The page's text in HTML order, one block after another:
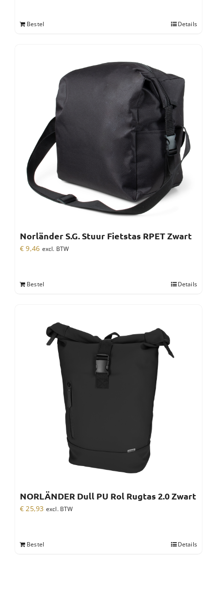
Bestel Details
Norländer S.G. Stuur Fietstas RPET Zwart
€ 9,46 excl. BTW
Bestel Details
NORLÄNDER Dull PU Rol Rugtas 2.0 Zwart
€ 25,93 excl. BTW
Bestel Details